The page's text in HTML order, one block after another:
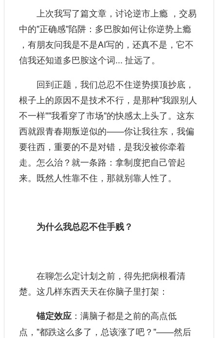
上次我写了篇文章，讨论逆市上瘾 ，交易
中的"正确感"陷阱：多巴胺如何让你逆势上瘾
，有朋友问我是不是AI写的，还真不是，它不
信我还知道多巴胺这个词... 扯远了。
回到正题，我们总忍不住逆势摸顶抄底，
根子上的原因不是技术不行，是那种"我跟别人
不一样""我看穿了市场"的快感太上头了。这东
西就跟青春期叛逆似的——你让我往东，我偏
要往西，重要的不是对错，是我没被你牵着
走。怎么治？就一条路：拿制度把自己管起
来。既然人性靠不住，那就别靠人性了。
为什么我总忍不住手贱？
在聊怎么定计划之前，得先把病根看清
楚。这几样东西天天在你脑子里打架：
锚定效应 ：满脑子都是之前的高点低
点，"都跌这么多了，总该涨了吧？"——然后